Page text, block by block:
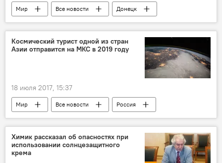
Мир Все новости
Донецк
суверенитет
республика
госдолг
Спецоперация России по защите Донбасса: последние новости
Космический турист одной из стран
Азии отправится на МКС в 2019 году
18 июля 2017, 15:37
Мир Все новости Россия
Химик рассказал об опасностях при
использовании солнцезащитного
крема